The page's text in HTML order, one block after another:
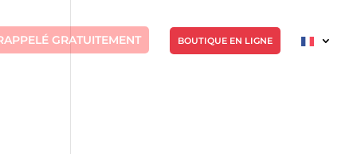
GRATUITEMENT BOUTIQUE EN LIGNE